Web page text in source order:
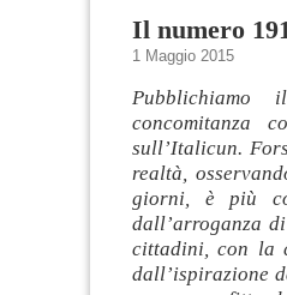
Il numero
1 Maggio 2015
concomitanza
sull’Italicun.
realtà,
giorni, è più
dall’arroganza
cittadini, con la
dall’ispirazione